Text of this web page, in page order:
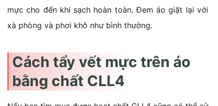
mực cho đến khi sạch hoàn toàn. Đem áo giặt lại với
xà phòng và phơi khô như bình thường.
Cách tẩy vết mực trên áo
bằng chất CLL4